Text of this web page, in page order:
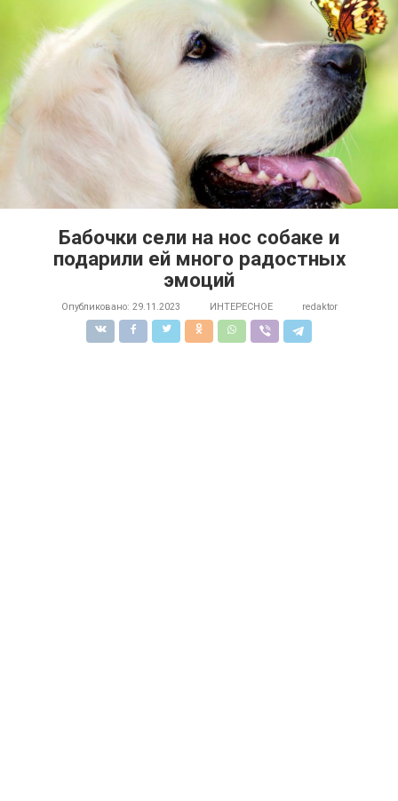
Бабочки сели на нос собаке и
подарили ей много радостных
эмоций
Опубликовано: 29.11.2023 ИНТЕРЕСНОЕ redaktor